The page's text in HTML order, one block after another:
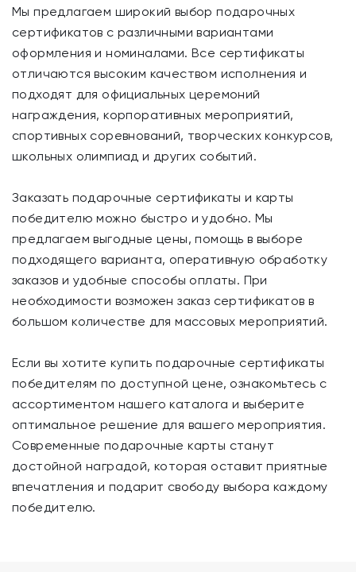
Мы предлагаем широкий выбор подарочных
сертификатов с различными вариантами
оформления и номиналами. Все сертификаты
отличаются высоким качеством исполнения и
подходят для официальных церемоний
награждения, корпоративных мероприятий,
спортивных соревнований, творческих конкурсов,
школьных олимпиад и других событий.
Заказать подарочные сертификаты и карты
победителю можно быстро и удобно. Мы
предлагаем выгодные цены, помощь в выборе
подходящего варианта, оперативную обработку
заказов и удобные способы оплаты. При
необходимости возможен заказ сертификатов в
большом количестве для массовых мероприятий.
Если вы хотите купить подарочные сертификаты
победителям по доступной цене, ознакомьтесь с
ассортиментом нашего каталога и выберите
оптимальное решение для вашего мероприятия.
Современные подарочные карты станут
достойной наградой, которая оставит приятные
впечатления и подарит свободу выбора каждому
победителю.